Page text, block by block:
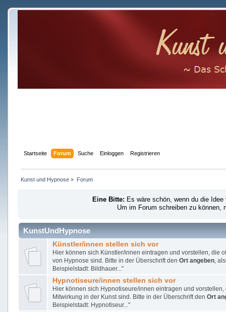
Startseite Forum Suche Einloggen Registrieren
Kunst und Hypnose » Forum
Eine Bitte: Es wäre schön, wenn du die
Um im Forum schreiben zu können,
KunstUndHypnose
Künstler/innen stellen sich vor
Hier können sich Künstler/innen eintragen und vorstellen, die
von Hypnose sind. Bitte in der Überschrift den Ort angeben,
Beispielstadt: Bildhauer..."
Hypnotiseure/innen stellen sich vor
Hier können sich Hypnotiseure/innen eintragen und vorstellen,
Mitwirkung in der Kunst sind. Bitte in der Überschrift den Ort
Beispielstadt: Hypnotiseur..."